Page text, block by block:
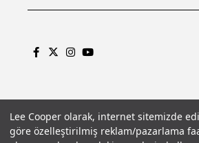
Lee Cooper olarak, internet sitemizde
göre özelleştirilmiş reklam/pazarlama
Gizlilik PolitikasıÇerez PolitikasıKVKK